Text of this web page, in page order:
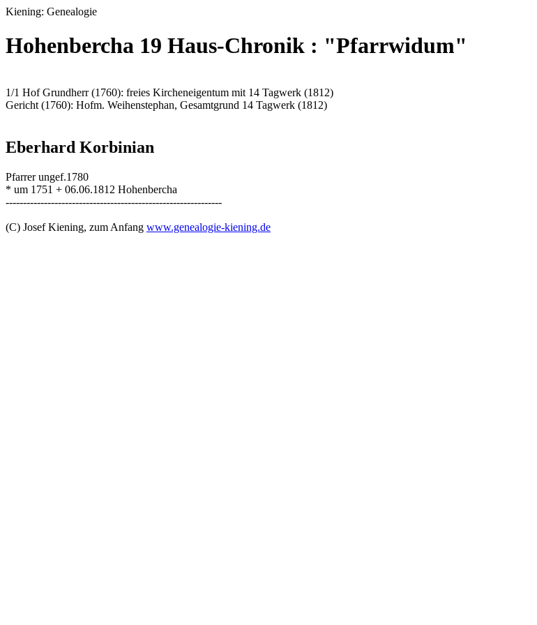
Kiening: Genealogie
Hohenbercha 19 Haus-Chronik : "Pfarrwidum"
1/1 Hof Grundherr (1760): freies Kircheneigentum mit 14 Tagwerk (1812)
Gericht (1760): Hofm. Weihenstephan, Gesamtgrund 14 Tagwerk (1812)
Eberhard Korbinian
Pfarrer ungef.1780
* um 1751 + 06.06.1812 Hohenbercha
--------------------------------------------------------------
(C) Josef Kiening, zum Anfang www.genealogie-kiening.de